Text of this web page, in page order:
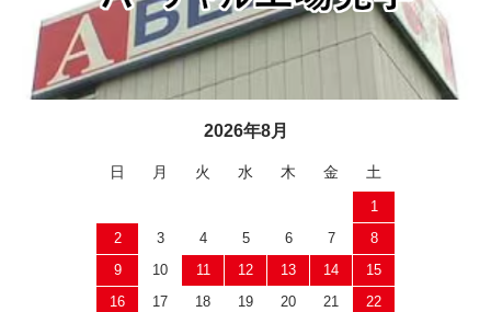
2026年8月
日 月 火 水 木 金 土
1
2
3 4 5 6 7
8
9
10 11 12 13 14
15
16
17 18 19 20 21
22